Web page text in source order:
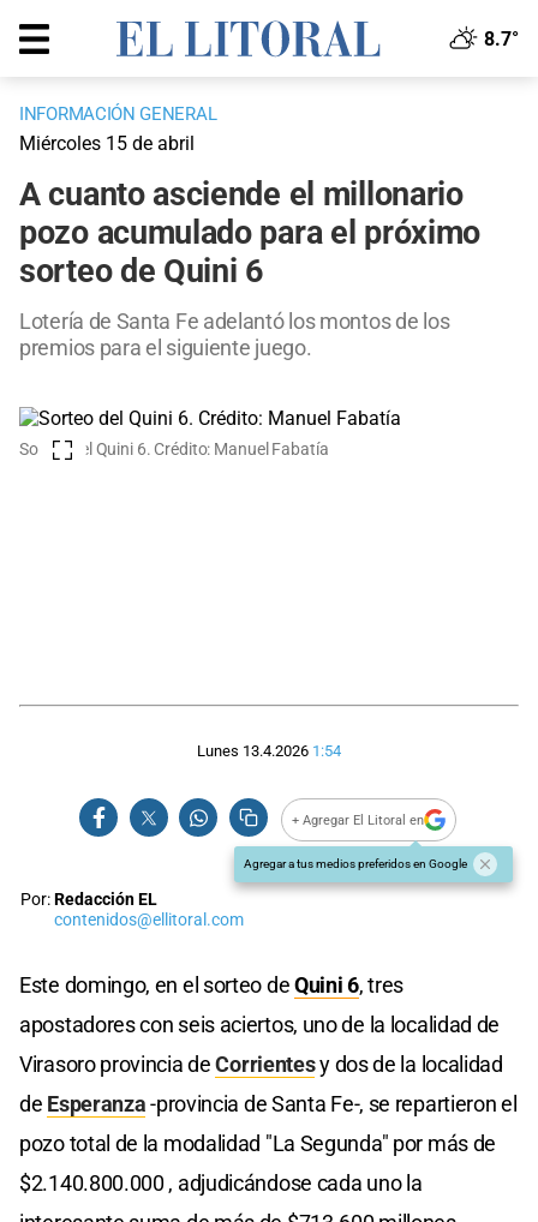
8.7°
INFORMACIÓN GENERAL
Miércoles 15 de abril
A cuanto asciende el millonario
pozo acumulado para el próximo
sorteo de Quini 6
Lotería de Santa Fe adelantó los montos de los
premios para el siguiente juego.
Sorteo del Quini 6. Crédito: Manuel Fabatía
Lunes 13.4.2026 1:54
+ Agregar El Litoral en
Agregar a tus medios preferidos en Google
Por:Redacción EL
contenidos@ellitoral.com
Este domingo, en el sorteo deQuini 6, tres
apostadores con seis aciertos, uno de la localidad de
Virasoro provincia deCorrientesy dos de la localidad
de Esperanza-provincia de Santa Fe-, se repartieron el
pozo total de la modalidad "La Segunda" por más de
$2.140.800.000 , adjudicándose cada uno la